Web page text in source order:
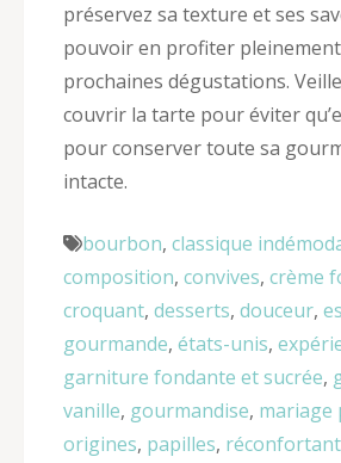
préservez sa texture et ses
pouvoir en profiter
prochaines dégustations.
couvrir la tarte pour éviter
pour conserver toute sa
intacte.
bourbon, classique
composition, convives, crème
croquant, desserts, douceur,
gourmande, états-unis,
garniture fondante et sucrée,
vanille, gourmandise, mariage
origines, papilles, réconfortant